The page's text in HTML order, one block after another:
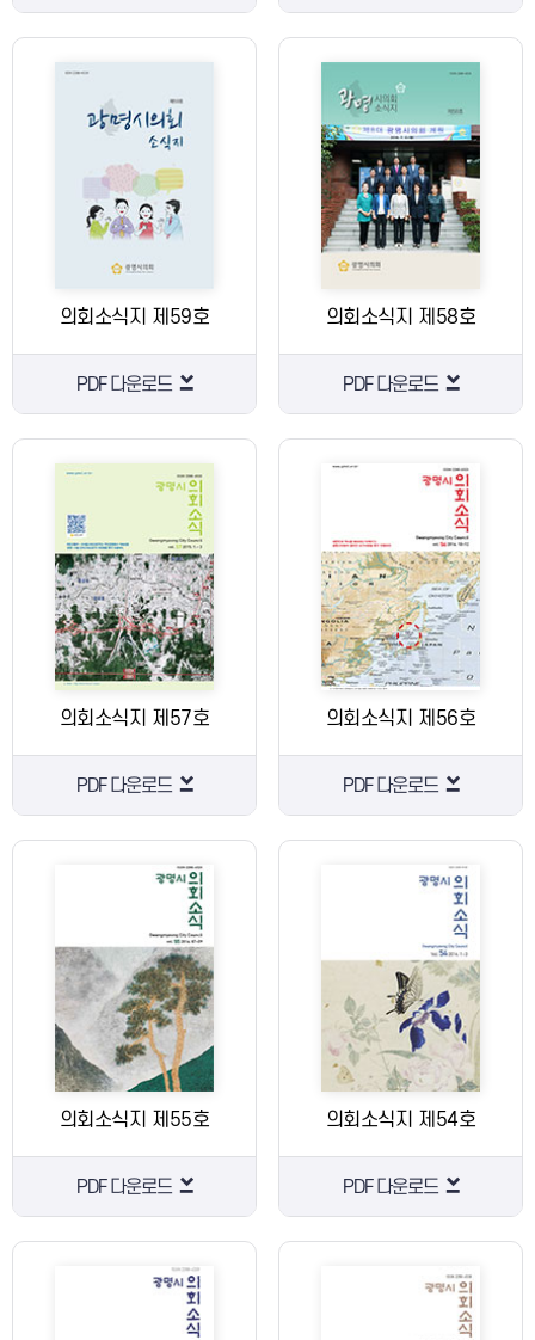
의회소식지 제59호
PDF 다운로드
의회소식지 제58호
PDF 다운로드
의회소식지 제57호
PDF 다운로드
의회소식지 제56호
PDF 다운로드
의회소식지 제55호
PDF 다운로드
의회소식지 제54호
PDF 다운로드